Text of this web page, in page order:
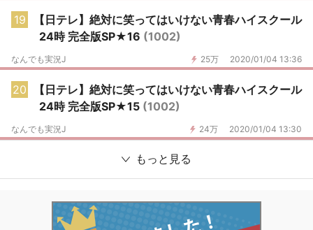
19
【日テレ】絶対に笑ってはいけない青春ハイスクール
24時 完全版SP★16 (1002)
25万 2020/01/04 13:36
なんでも実況J
20
【日テレ】絶対に笑ってはいけない青春ハイスクール
24時 完全版SP★15 (1002)
24万 2020/01/04 13:30
なんでも実況J
もっと見る